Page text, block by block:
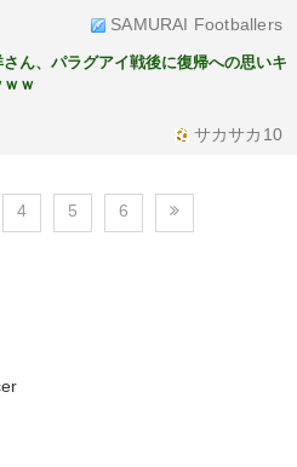
SAMURAI Footballers
さん、パラグアイ戦後に復帰への思いキ
ｗ
サカサカ10
4 5 6